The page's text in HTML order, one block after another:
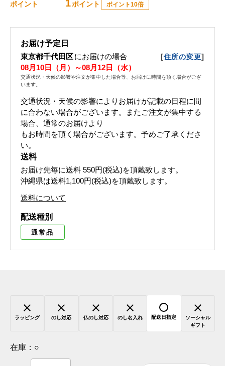
ポイント 1ポイント ポイント10倍
お届け予定日
東京都千代田区にお届けの場合 [住所の変更]
08月10日（月）～08月12日（水）
交通状況・天候の影響や注文が集中した場合等、お届けに時間を頂く場合がござ
います。
交通状況・天候の影響によりお届けが記載の日程に間
に合わない場合がございます。 またご注文が集中する
場合、通常のお届けより
もお時間を頂く場合がございます。 予めご了承くださ
い。
送料
お届け先毎に送料 550円(税込)を頂戴致します。
沖縄県は送料1,100円(税込)を頂戴致します。
送料について
配送種別
通常品
ラッピング のし対応 仏のし対応 のし名入れ 配送日指定
ソーシャル
ギフト
在庫： ○